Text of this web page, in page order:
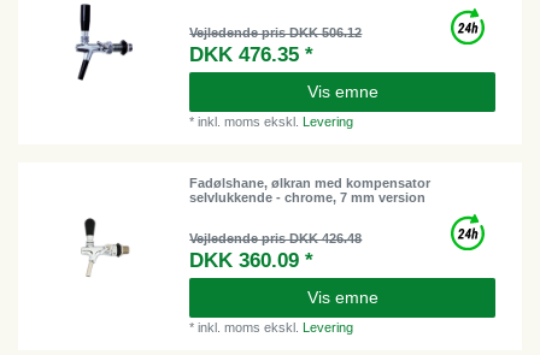
Vejledende pris DKK 506.12
DKK 476.35 *
Vis emne
*inkl. moms ekskl.Levering
Fadølshane, ølkran med kompensator
selvlukkende - chrome, 7 mm version
Vejledende pris DKK 426.48
DKK 360.09 *
Vis emne
*inkl. moms ekskl.Levering